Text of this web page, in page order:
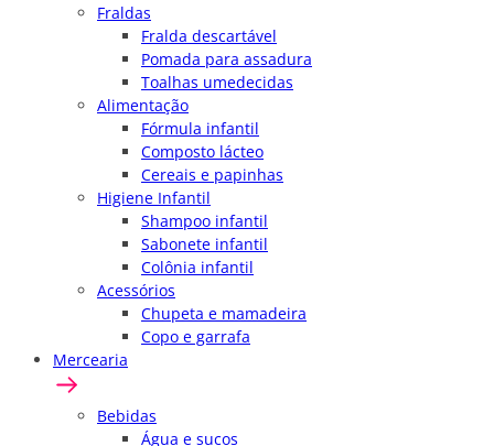
Fraldas
Fralda descartável
Pomada para assadura
Toalhas umedecidas
Alimentação
Fórmula infantil
Composto lácteo
Cereais e papinhas
Higiene Infantil
Shampoo infantil
Sabonete infantil
Colônia infantil
Acessórios
Chupeta e mamadeira
Copo e garrafa
Mercearia
Bebidas
Água e sucos